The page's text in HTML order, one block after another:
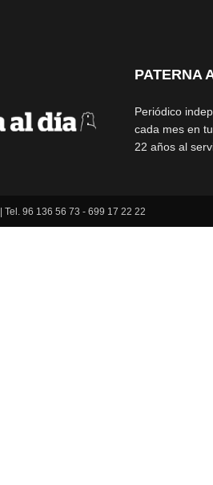
PATERNA
Periódico
cada mes en
22 años al
Tel. 96 136 56 73 - 699 17 22 22